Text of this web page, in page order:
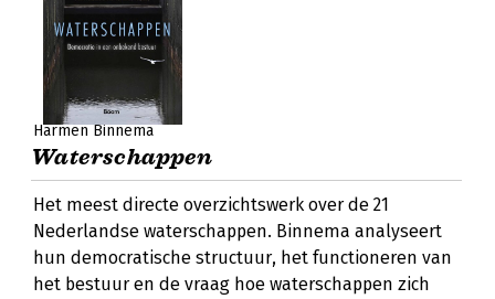
Harmen Binnema
Waterschappen
Het meest directe overzichtswerk over de 21
Nederlandse waterschappen. Binnema analyseert
hun democratische structuur, het functioneren van
het bestuur en de vraag hoe waterschappen zich